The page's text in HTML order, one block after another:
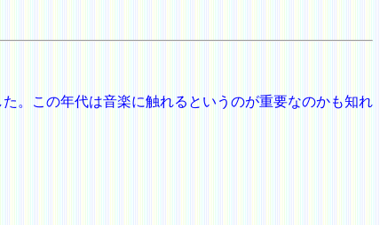
。この年代は音楽に触れるというのが重要なのかも知れ